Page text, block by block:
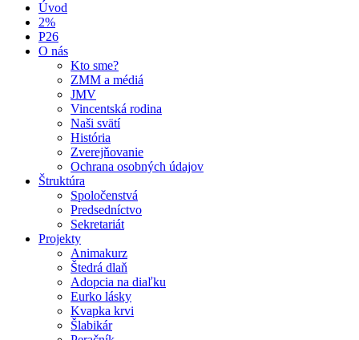
Úvod
2%
P26
O nás
Kto sme?
ZMM a médiá
JMV
Vincentská rodina
Naši svätí
História
Zverejňovanie
Ochrana osobných údajov
Štruktúra
Spoločenstvá
Predsedníctvo
Sekretariát
Projekty
Animakurz
Štedrá dlaň
Adopcia na diaľku
Eurko lásky
Kvapka krvi
Šlabikár